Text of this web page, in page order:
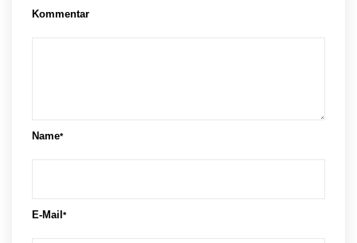
Kommentar
Name*
E-Mail *